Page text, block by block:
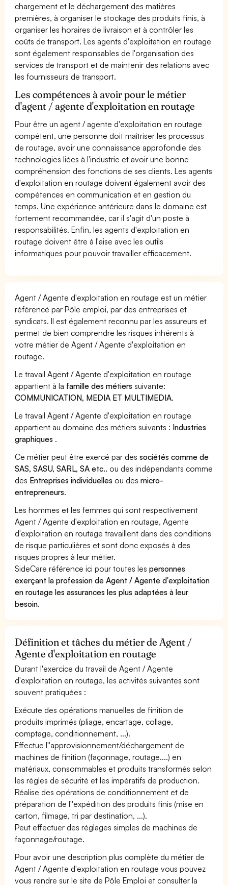
chargement et le déchargement des matières
premières, à organiser le stockage des produits finis, à
organiser les horaires de livraison et à contrôler les
coûts de transport. Les agents d'exploitation en routage
sont également responsables de l'organisation des
services de transport et de maintenir des relations avec
les fournisseurs de transport.
Les compétences à avoir pour le métier
d'agent / agente d'exploitation en routage
Pour être un agent / agente d'exploitation en routage
compétent, une personne doit maîtriser les processus
de routage, avoir une connaissance approfondie des
technologies liées à l'industrie et avoir une bonne
compréhension des fonctions de ses clients. Les agents
d'exploitation en routage doivent également avoir des
compétences en communication et en gestion du
temps. Une expérience antérieure dans le domaine est
fortement recommandée, car il s'agit d'un poste à
responsabilités. Enfin, les agents d'exploitation en
routage doivent être à l'aise avec les outils
informatiques pour pouvoir travailler efficacement.
Agent / Agente d'exploitation en routage est un métier
référencé par Pôle emploi, par des entreprises et
syndicats. Il est également reconnu par les assureurs et
permet de bien comprendre les risques inhérents à
votre métier de Agent / Agente d'exploitation en
routage.
Le travail Agent / Agente d'exploitation en routage
appartient à la famille des métiers suivante:
COMMUNICATION, MEDIA ET MULTIMEDIA.
Le travail Agent / Agente d'exploitation en routage
appartient au domaine des métiers suivants : Industries
graphiques .
Ce métier peut être exercé par dessociétés comme de
SAS, SASU, SARL, SA etc.. ou des indépendants comme
des Entreprises individuelles ou desmicro-
entrepreneurs.
Les hommes et les femmes qui sont respectivement
Agent / Agente d'exploitation en routage, Agente
d'exploitation en routage travaillent dans des conditions
de risque particulières et sont donc exposés à des
risques propres à leur métier.
SideCare référence ici pour toutes lespersonnes
exerçant la profession de Agent / Agente d'exploitation
en routage les assurances les plus adaptées à leur
besoin.
Définition et tâches du métier de Agent /
Agente d'exploitation en routage
Durant l'exercice du travail de Agent / Agente
d'exploitation en routage, les activités suivantes sont
souvent pratiquées :
Exécute des opérations manuelles de finition de
produits imprimés (pliage, encartage, collage,
comptage, conditionnement, ...).
Effectue l''approvisionnement/déchargement de
machines de finition (façonnage, routage....) en
matériaux, consommables et produits transformés selon
les règles de sécurité et les impératifs de production.
Réalise des opérations de conditionnement et de
préparation de l''expédition des produits finis (mise en
carton, filmage, tri par destination, ...).
Peut effectuer des réglages simples de machines de
façonnage/routage.
Pour avoir une description plus complète du métier de
Agent / Agente d'exploitation en routage vous pouvez
vous rendre sur le site de Pôle Emploi et consulter la